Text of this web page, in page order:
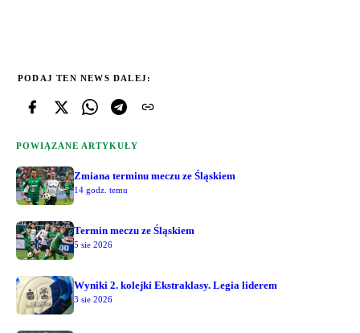
PODAJ TEN NEWS DALEJ:
POWIĄZANE ARTYKUŁY
Zmiana terminu meczu ze Śląskiem
14 godz. temu
Termin meczu ze Śląskiem
5 sie 2026
Wyniki 2. kolejki Ekstraklasy. Legia liderem
3 sie 2026